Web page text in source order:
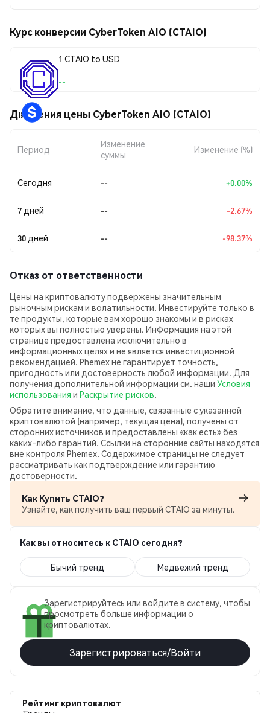
Курс конверсии CyberToken AIO (CTAIO)
1 CTAIO to USD
--
Движения цены CyberToken AIO (CTAIO)
Период
Изменение
суммы
Изменение (%)
Сегодня -- +0.00%
7 дней -- -2.67%
30 дней -- -98.37%
Отказ от ответственности
Цены на криптовалюту подвержены значительным
рыночным рискам и волатильности. Инвестируйте только в
те продукты, которые вам хорошо знакомы и в рисках
которых вы полностью уверены. Информация на этой
странице предоставлена исключительно в
информационных целях и не является инвестиционной
рекомендацией. Phemex не гарантирует точность,
пригодность или достоверность любой информации. Для
получения дополнительной информации см. наши Условия
использования и Раскрытие рисков.
Обратите внимание, что данные, связанные с указанной
криптовалютой (например, текущая цена), получены от
сторонних источников и предоставлены «как есть» без
каких‑либо гарантий. Ссылки на сторонние сайты находятся
вне контроля Phemex. Содержимое страницы не следует
рассматривать как подтверждение или гарантию
достоверности.
Как Купить CTAIO?
Узнайте, как получить ваш первый CTAIO за минуты.
Как вы относитесь к CTAIO сегодня?
Бычий тренд Медвежий тренд
Зарегистрируйтесь или войдите в систему, чтобы
просмотреть больше информации о
криптовалютах.
Зарегистрироваться/Войти
Рейтинг криптовалют